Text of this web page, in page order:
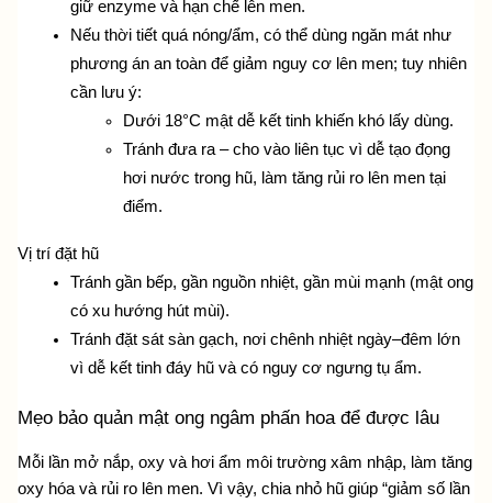
giữ enzyme và hạn chế lên men.
Nếu thời tiết quá nóng/ẩm, có thể dùng ngăn mát như
phương án an toàn để giảm nguy cơ lên men; tuy nhiên
cần lưu ý:
Dưới 18°C mật dễ kết tinh khiến khó lấy dùng.
Tránh đưa ra – cho vào liên tục vì dễ tạo đọng
hơi nước trong hũ, làm tăng rủi ro lên men tại
điểm.
Vị trí đặt hũ
Tránh gần bếp, gần nguồn nhiệt, gần mùi mạnh (mật ong
có xu hướng hút mùi).
Tránh đặt sát sàn gạch, nơi chênh nhiệt ngày–đêm lớn
vì dễ kết tinh đáy hũ và có nguy cơ ngưng tụ ẩm.
Mẹo bảo quản mật ong ngâm phấn hoa để được lâu
Mỗi lần mở nắp, oxy và hơi ẩm môi trường xâm nhập, làm tăng
oxy hóa và rủi ro lên men. Vì vậy, chia nhỏ hũ giúp “giảm số lần